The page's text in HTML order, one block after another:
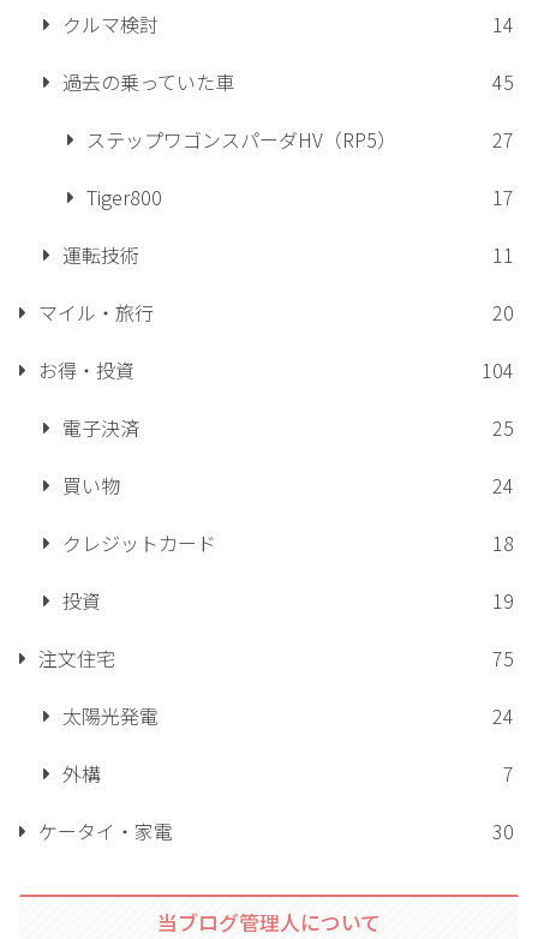
クルマ検討
14
過去の乗っていた車
45
ステップワゴンスパーダHV（RP5）
27
Tiger800
17
運転技術
11
マイル・旅行
20
お得・投資
104
電子決済
25
買い物
24
クレジットカード
18
投資
19
注文住宅
75
太陽光発電
24
外構
7
ケータイ・家電
30
当ブログ管理人について